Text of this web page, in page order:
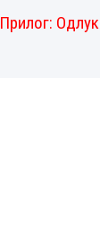
Прилог: